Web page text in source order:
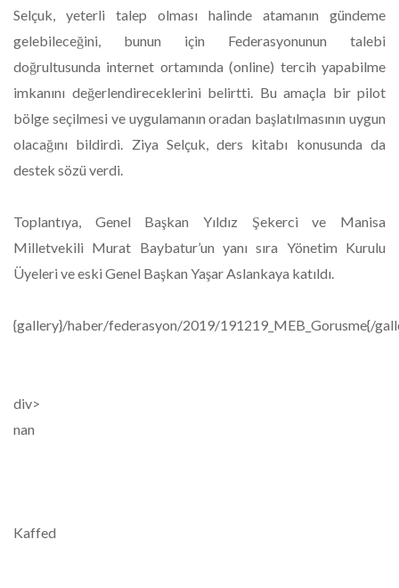
Selçuk, yeterli talep olması halinde atamanın gündeme
gelebileceğini, bunun için Federasyonunun talebi
doğrultusunda internet ortamında (online) tercih yapabilme
imkanını değerlendireceklerini belirtti. Bu amaçla bir pilot
bölge seçilmesi ve uygulamanın oradan başlatılmasının uygun
olacağını bildirdi. Ziya Selçuk, ders kitabı konusunda da
destek sözü verdi.
Toplantıya, Genel Başkan Yıldız Şekerci ve Manisa
Milletvekili Murat Baybatur’un yanı sıra Yönetim Kurulu
Üyeleri ve eski Genel Başkan Yaşar Aslankaya katıldı.
{gallery}/haber/federasyon/2019/191219_MEB_Gorusme{/
div>
nan
Kaffed